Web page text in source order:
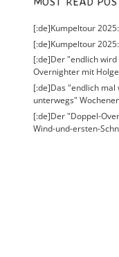
[:de]Kumpeltour
[:de]Kumpeltour
[:de]Der "endlich
Overnighter mit
[:de]Das "endlich mal
unterwegs"
[:de]Der "Doppel-
Wind-und-ersten-